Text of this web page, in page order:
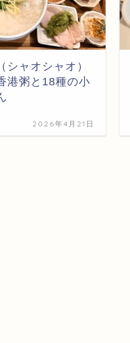
シャオシャオ）
港粥と18種の小
2026年4月21日